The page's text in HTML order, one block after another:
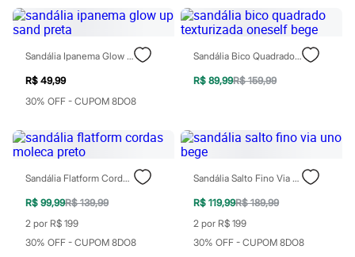
Mindset
Sawary
Yessica
Moda esportiva
Acessórios
Blusas
Calçados
Leggings
Tops
Moda íntima
Cintas e Modeladores
Meias
Pijamas
Sutiãs e Tops
Moda praia
Sandália Ipanema Glow Up Sand Preta
R$ 49,99
30% OFF - CUPOM 8DO8
Sandália Bico Quadrado Texturizada Oneself Bege
R$ 89,99R$ 159,99
Sandália Flatform Cordas Moleca Preto
R$ 99,99R$ 139,99
2 por R$ 199
30% OFF - CUPOM 8DO8
Sandália Salto Fino Via Uno Bege
R$ 119,99R$ 189,99
2 por R$ 199
30% OFF - CUPOM 8DO8